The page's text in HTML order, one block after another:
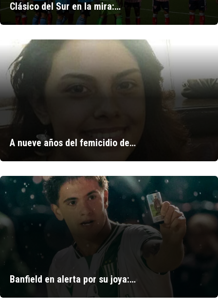
Clásico del Sur en la mira:…
A nueve años del femicidio de…
Banfield en alerta por su joya:…